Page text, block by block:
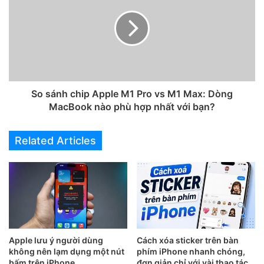
So sánh chip Apple M1 Pro vs M1 Max: Dòng
MacBook nào phù hợp nhất với bạn?
Related Articles
Apple lưu ý người dùng
không nên lạm dụng một nút
Cách xóa sticker trên bàn
phím iPhone nhanh chóng,